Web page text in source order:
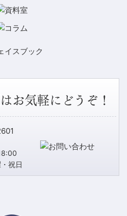
お気軽にどうぞ！
祝日